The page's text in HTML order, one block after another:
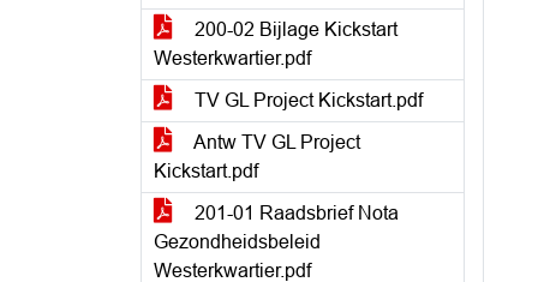
200-02 Bijlage Kickstart
Westerkwartier.pdf
TV GL Project Kickstart.pdf
Antw TV GL Project
Kickstart.pdf
201-01 Raadsbrief Nota
Gezondheidsbeleid
Westerkwartier.pdf